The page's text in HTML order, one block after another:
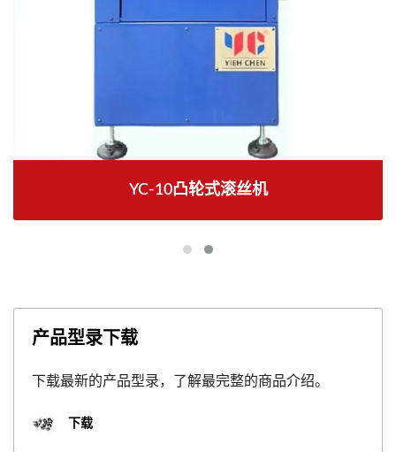
YC-10凸轮式滚丝机
产品型录下载
下载最新的产品型录，了解最完整的商品介绍。
下载